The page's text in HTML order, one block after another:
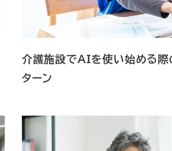
介護施設でAIを使い始める際
ターン